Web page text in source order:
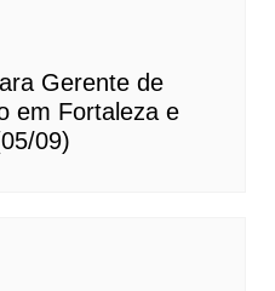
Gerente de
em Fortaleza e
09)